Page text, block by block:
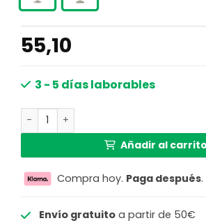
55,10
3 - 5 días laborables
Base de lámpara color plateado
Añadir al carrito
Compra hoy. Paga después.
Envío gratuitoa partir de 50€